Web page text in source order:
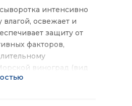
интенсивно
освежает и
защиту от
факторов,
виноград (вид
в составе